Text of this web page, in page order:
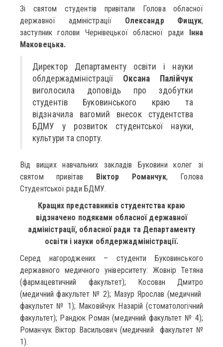
Зі святом студентів привітали Голова обласної
державної адміністрації Олександр Фищук,
заступник голови Чернівецької обласної ради Інна
Маковецька.
Директор Департаменту освіти і науки
облдержадміністрації Оксана Палійчук
виголосила доповідь про здобутки
студентів Буковинського краю та
відзначила вагомий внесок студентства
БДМУ у розвиток студентської науки,
культури та спорту.
Від вищих навчальних закладів Буковини колег зі
святом привітав Віктор Романчук, Голова
Студентської ради БДМУ.
Кращих представників студентства краю
відзначено подяками обласної державної
адміністрації, обласної ради та Департаменту
освіти і науки облдержадміністрації.
Серед нагороджених – студенти Буковинського
державного медичного університету: Жовнір Тетяна
(фармацевтичний факультет); Косован Дмитро
(медичний факультет № 2); Мазур Ярослав (медичний
факультет № 1); Маковійчук Назарій (стоматологічний
факультет); Рандюк Роман (медичний факультет № 4);
Романчук Віктор Васильович (медичний факультет №
1).